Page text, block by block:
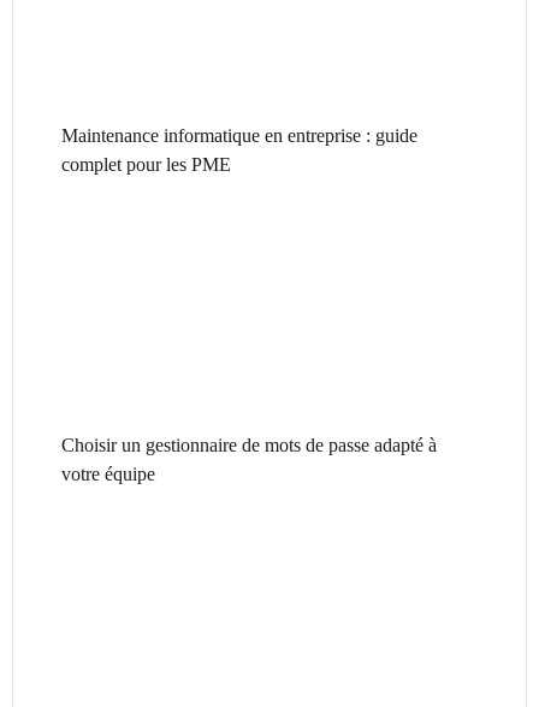
Maintenance informatique en entreprise : guide
complet pour les PME
Choisir un gestionnaire de mots de passe adapté à
votre équipe